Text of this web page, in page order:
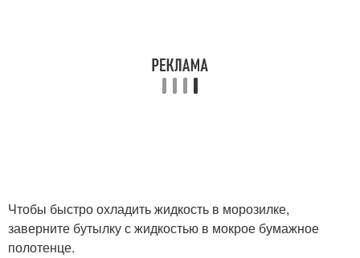
Чтобы быстро охладить жидкость в морозилке,
заверните бутылку с жидкостью в мокрое бумажное
полотенце.